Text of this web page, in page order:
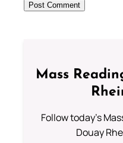
Mass
Follow today's
Douay